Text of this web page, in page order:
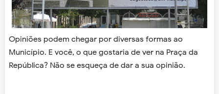
Opiniões podem chegar por diversas formas ao
Município. E você, o que gostaria de ver na Praça da
República? Não se esqueça de dar a sua opinião.